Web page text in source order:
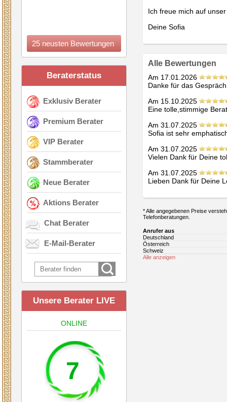
25 neusten Bewertungen
Beraterstatus
Exklusiv Berater
Premium Berater
VIP Berater
Stammberater
Neue Berater
Aktions Berater
Chat Berater
E-Mail-Berater
Unsere Berater LIVE
ONLINE
7
Ich freue mich auf
Deine Sofia
Alle Bewertungen
Am 17.01.2026
Danke für das
Am 15.10.2025
Eine tolle,stimmige
Am 31.07.2025
Sofia ist sehr
Am 31.07.2025
Vielen Dank für Deine
Am 31.07.2025
Lieben Dank für Deine
* Alle angegebenen Preise
Telefonberatungen.
Anrufer aus
Deutschland
Österreich
Schweiz
Alle anzeigen